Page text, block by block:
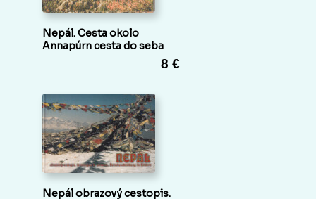
Nepál. Cesta okolo
Annapúrn cesta do seba
8 €
Nepál obrazový cestopis.